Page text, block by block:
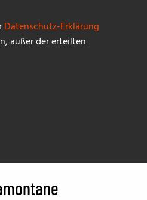
ROAD
Datenschutz-Erklärung
außer der erteilten